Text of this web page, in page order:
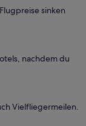
sinken
nachdem du
Vielfliegermeilen.